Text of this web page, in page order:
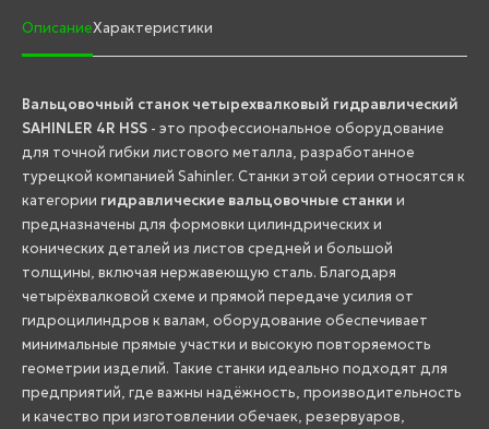
ОписаниеХарактеристики
Вальцовочный станок четырехвалковый гидравлический
SAHINLER 4R HSS - это профессиональное оборудование
для точной гибки листового металла, разработанное
турецкой компанией Sahinler. Станки этой серии относятся к
категории гидравлические вальцовочные станки и
предназначены для формовки цилиндрических и
конических деталей из листов средней и большой
толщины, включая нержавеющую сталь. Благодаря
четырёхвалковой схеме и прямой передаче усилия от
гидроцилиндров к валам, оборудование обеспечивает
минимальные прямые участки и высокую повторяемость
геометрии изделий. Такие станки идеально подходят для
предприятий, где важны надёжность, производительность
и качество при изготовлении обечаек, резервуаров,